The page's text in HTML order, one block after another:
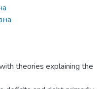
theories explaining the